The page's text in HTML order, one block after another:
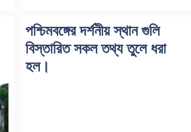
পশ্চিমবঙ্গের দর্শনীয় স্থান গুলি
বিস্তারিত সকল তথ্য তুলে ধরা
হল।